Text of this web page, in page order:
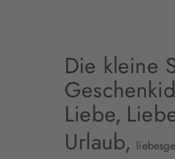
Die kleine
Liebe,
Urlaub,